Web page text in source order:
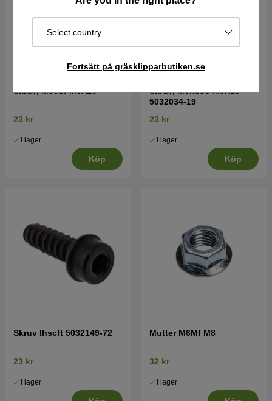
Select country
Fortsätt på gräsklipparbutiken.se
Skruv, Mc6Sf M5X16
23 kr
I lager
Köp
Skruv, Mchsso M5X19
5032034-19
23 kr
I lager
Köp
Skruv Ihscft 5032149-72
23 kr
I lager
Mutter M6Mf M8
32 kr
I lager